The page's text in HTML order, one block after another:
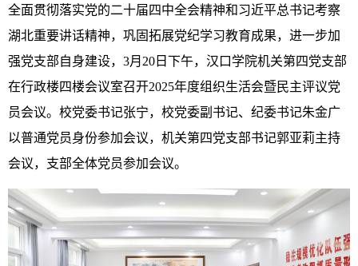
全面贯彻落实党的二十届四中全会精神和习近平总书记考察
湖北重要讲话精神，巩固拓展党纪学习教育成果，进一步加
强党支部自身建设，3月20日下午，汉口学院机关第四党支部
在行政楼四楼会议室召开2025年度组织生活会暨民主评议党
员会议。校党委书记张宁，校党委副书记、纪委书记朱金广
以普通党员身份参加会议，机关第四党支部书记郭亚莉主持
会议，支部全体党员参加会议。